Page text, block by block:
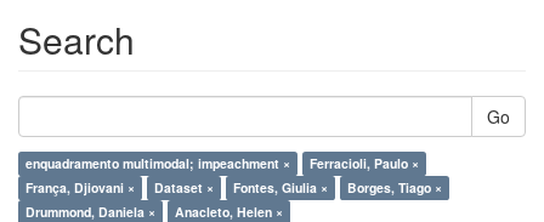
Search
Go
enquadramento multimodal; impeachment ×
Ferracioli, Paulo ×
França, Djiovani ×
Dataset × Fontes, Giulia ×
Borges, Tiago ×
Drummond, Daniela ×
Anacleto, Helen ×